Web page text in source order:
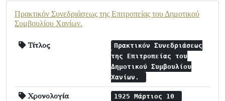
Πρακτικόν Συνεδριάσεως της Επιτροπείας του Δημοτικού
Συμβουλίου Χανίων.
Τίτλος
Πρακτικόν Συνεδριάσεως
της Επιτροπείας του
Δημοτικού Συμβουλίου
Χανίων.
Χρονολογία 1925 Μάρτιος 10